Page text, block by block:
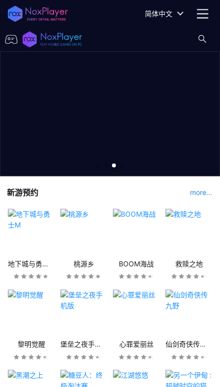
简体中文
新游预约 more...
地下城与勇士M 桃源乡 BOOM海战 救赎之地
黎明觉醒 堡垒之夜手机版 心罪爱丽丝 仙剑奇侠传九野